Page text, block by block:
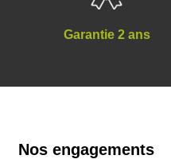
Garantie 2 ans
Nos engagements